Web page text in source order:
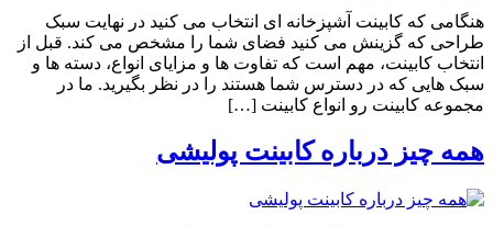
هنگامی که کابینت آشپزخانه ای انتخاب می کنید در نهایت سبک
طراحی که گزینش می کنید فضای شما را مشخص می کند. قبل از
انتخاب کابینت، مهم است که تفاوت ها و مزایای انواع، دسته ها و
سبک هایی که در دسترس شما هستند را در نظر بگیرید. ما در
مجموعه کابینت رو انواع کابینت […]
همه چیز درباره کابینت پولیشی